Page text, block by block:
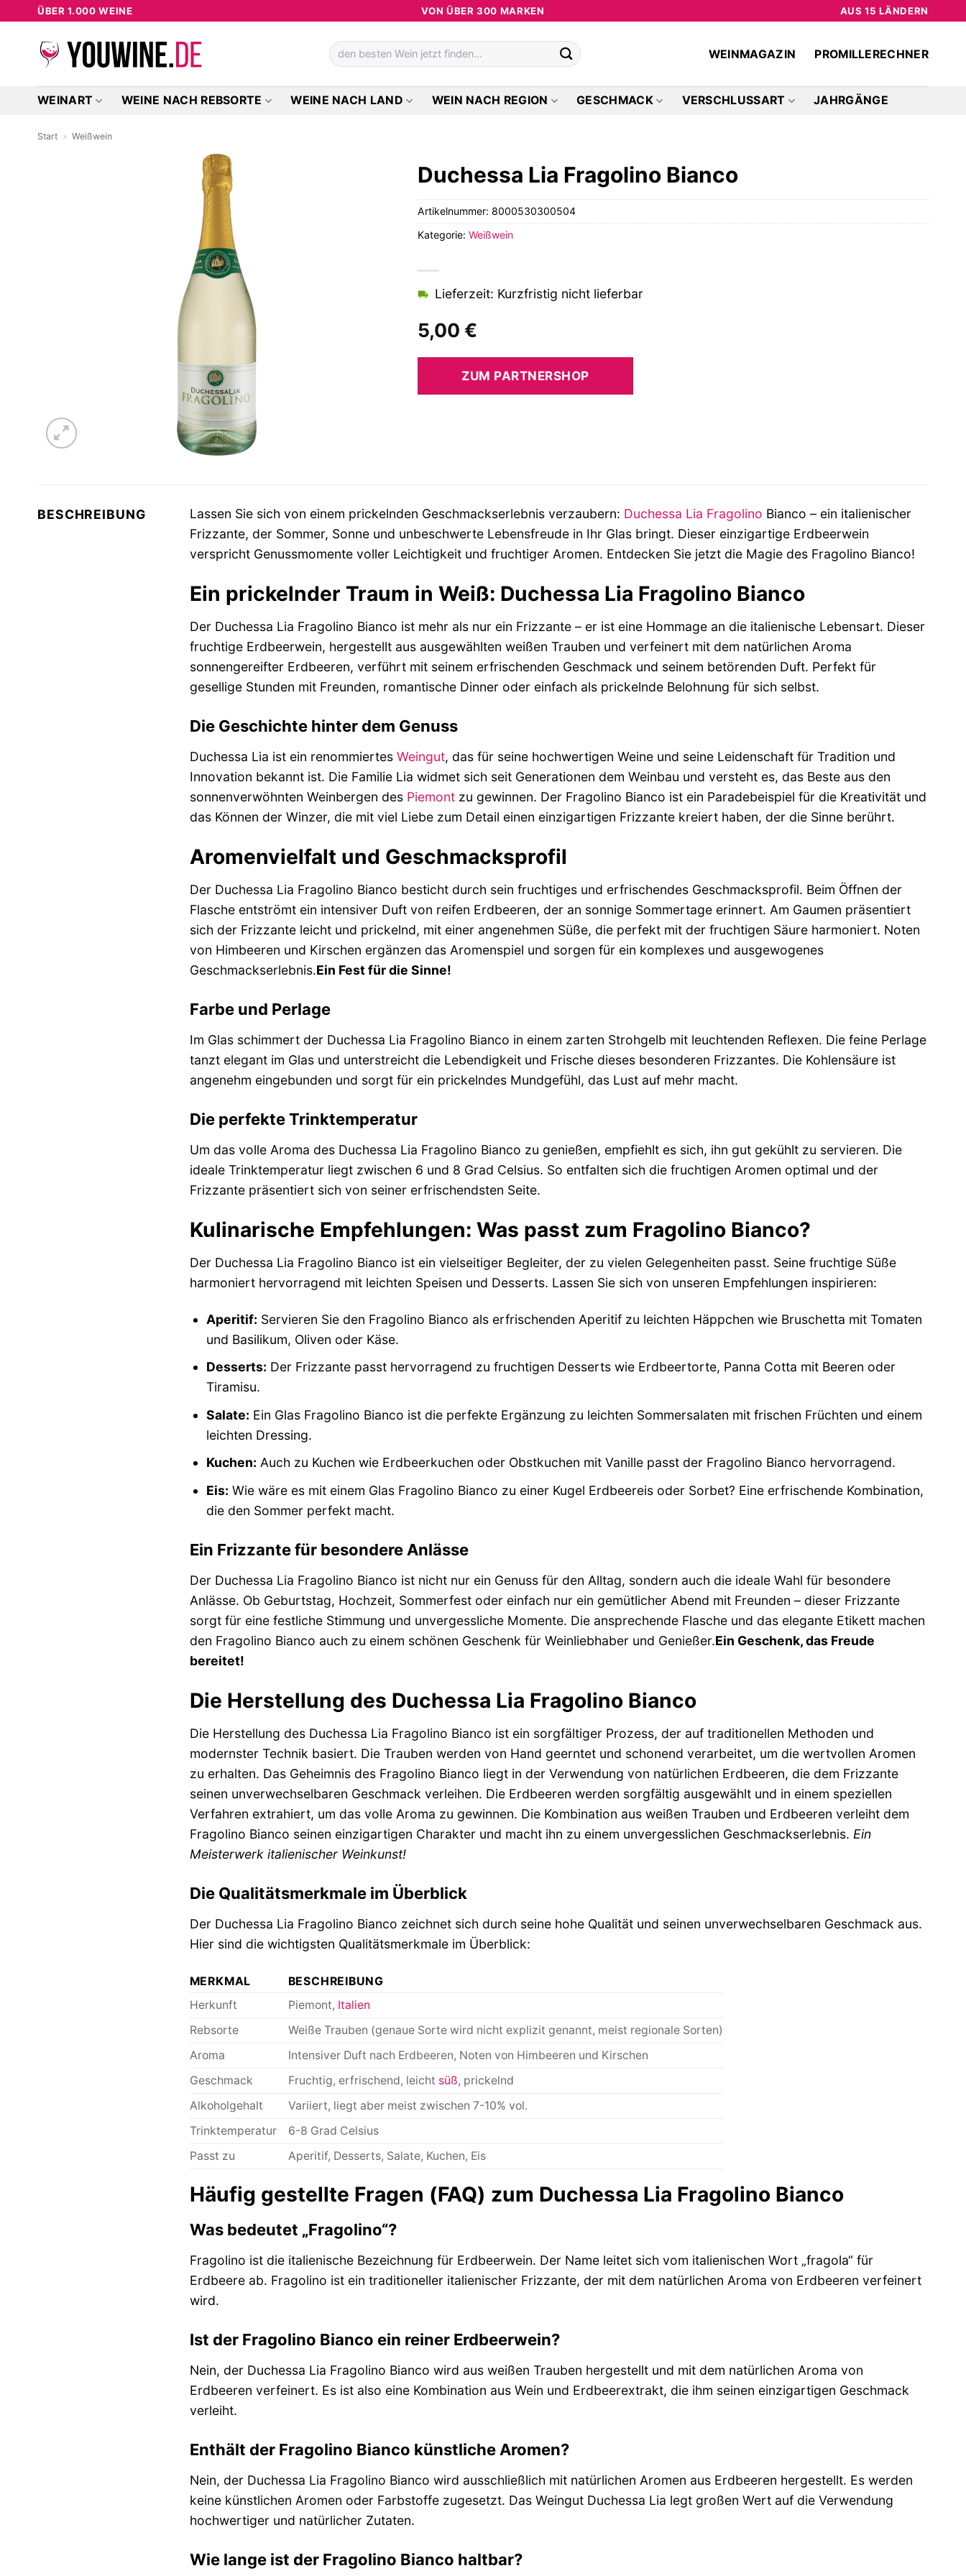
springen
ÜBER 1.000 WEINE VON ÜBER 300 MARKEN AUS 15 LÄNDERN
Suchen
nach:
WEINMAGAZIN PROMILLERECHNER
WEINART WEINE NACH REBSORTE WEINE NACH LAND WEIN NACH REGION GESCHMACK VERSCHLUSSART JAHRGÄNGE
Start » Weißwein
Duchessa Lia Fragolino Bianco
5,00 €
Lieferzeit: Kurzfristig nicht lieferbar
ZUM PARTNERSHOP
Artikelnummer: 8000530300504
Kategorie:Weißwein
BESCHREIBUNG Lassen Sie sich von einem prickelnden Geschmackserlebnis verzaubern: Duchessa Lia Fragolino Bianco – ein italienischer
Frizzante, der Sommer, Sonne und unbeschwerte Lebensfreude in Ihr Glas bringt. Dieser einzigartige Erdbeerwein
verspricht Genussmomente voller Leichtigkeit und fruchtiger Aromen. Entdecken Sie jetzt die Magie des Fragolino Bianco!
Ein prickelnder Traum in Weiß: Duchessa Lia Fragolino Bianco
Der Duchessa Lia Fragolino Bianco ist mehr als nur ein Frizzante – er ist eine Hommage an die italienische Lebensart. Dieser
fruchtige Erdbeerwein, hergestellt aus ausgewählten weißen Trauben und verfeinert mit dem natürlichen Aroma
sonnengereifter Erdbeeren, verführt mit seinem erfrischenden Geschmack und seinem betörenden Duft. Perfekt für
gesellige Stunden mit Freunden, romantische Dinner oder einfach als prickelnde Belohnung für sich selbst.
Die Geschichte hinter dem Genuss
Duchessa Lia ist ein renommiertes Weingut, das für seine hochwertigen Weine und seine Leidenschaft für Tradition und
Innovation bekannt ist. Die Familie Lia widmet sich seit Generationen dem Weinbau und versteht es, das Beste aus den
sonnenverwöhnten Weinbergen des Piemontzu gewinnen. Der Fragolino Bianco ist ein Paradebeispiel für die Kreativität und
das Können der Winzer, die mit viel Liebe zum Detail einen einzigartigen Frizzante kreiert haben, der die Sinne berührt.
Aromenvielfalt und Geschmacksprofil
Der Duchessa Lia Fragolino Bianco besticht durch sein fruchtiges und erfrischendes Geschmacksprofil. Beim Öffnen der
Flasche entströmt ein intensiver Duft von reifen Erdbeeren, der an sonnige Sommertage erinnert. Am Gaumen präsentiert
sich der Frizzante leicht und prickelnd, mit einer angenehmen Süße, die perfekt mit der fruchtigen Säure harmoniert. Noten
von Himbeeren und Kirschen ergänzen das Aromenspiel und sorgen für ein komplexes und ausgewogenes
Geschmackserlebnis.Ein Fest für die Sinne!
Farbe und Perlage
Im Glas schimmert der Duchessa Lia Fragolino Bianco in einem zarten Strohgelb mit leuchtenden Reflexen. Die feine Perlage
tanzt elegant im Glas und unterstreicht die Lebendigkeit und Frische dieses besonderen Frizzantes. Die Kohlensäure ist
angenehm eingebunden und sorgt für ein prickelndes Mundgefühl, das Lust auf mehr macht.
Die perfekte Trinktemperatur
Um das volle Aroma des Duchessa Lia Fragolino Bianco zu genießen, empfiehlt es sich, ihn gut gekühlt zu servieren. Die
ideale Trinktemperatur liegt zwischen 6 und 8 Grad Celsius. So entfalten sich die fruchtigen Aromen optimal und der
Frizzante präsentiert sich von seiner erfrischendsten Seite.
Kulinarische Empfehlungen: Was passt zum Fragolino Bianco?
Der Duchessa Lia Fragolino Bianco ist ein vielseitiger Begleiter, der zu vielen Gelegenheiten passt. Seine fruchtige Süße
harmoniert hervorragend mit leichten Speisen und Desserts. Lassen Sie sich von unseren Empfehlungen inspirieren:
Aperitif: Servieren Sie den Fragolino Bianco als erfrischenden Aperitif zu leichten Häppchen wie Bruschetta mit Tomaten
und Basilikum, Oliven oder Käse.
Desserts: Der Frizzante passt hervorragend zu fruchtigen Desserts wie Erdbeertorte, Panna Cotta mit Beeren oder
Tiramisu.
Salate: Ein Glas Fragolino Bianco ist die perfekte Ergänzung zu leichten Sommersalaten mit frischen Früchten und einem
leichten Dressing.
Kuchen: Auch zu Kuchen wie Erdbeerkuchen oder Obstkuchen mit Vanille passt der Fragolino Bianco hervorragend.
Eis: Wie wäre es mit einem Glas Fragolino Bianco zu einer Kugel Erdbeereis oder Sorbet? Eine erfrischende Kombination,
die den Sommer perfekt macht.
Ein Frizzante für besondere Anlässe
Der Duchessa Lia Fragolino Bianco ist nicht nur ein Genuss für den Alltag, sondern auch die ideale Wahl für besondere
Anlässe. Ob Geburtstag, Hochzeit, Sommerfest oder einfach nur ein gemütlicher Abend mit Freunden – dieser Frizzante
sorgt für eine festliche Stimmung und unvergessliche Momente. Die ansprechende Flasche und das elegante Etikett machen
den Fragolino Bianco auch zu einem schönen Geschenk für Weinliebhaber und Genießer.Ein Geschenk, das Freude
bereitet!
Die Herstellung des Duchessa Lia Fragolino Bianco
Die Herstellung des Duchessa Lia Fragolino Bianco ist ein sorgfältiger Prozess, der auf traditionellen Methoden und
modernster Technik basiert. Die Trauben werden von Hand geerntet und schonend verarbeitet, um die wertvollen Aromen
zu erhalten. Das Geheimnis des Fragolino Bianco liegt in der Verwendung von natürlichen Erdbeeren, die dem Frizzante
seinen unverwechselbaren Geschmack verleihen. Die Erdbeeren werden sorgfältig ausgewählt und in einem speziellen
Verfahren extrahiert, um das volle Aroma zu gewinnen. Die Kombination aus weißen Trauben und Erdbeeren verleiht dem
Fragolino Bianco seinen einzigartigen Charakter und macht ihn zu einem unvergesslichen Geschmackserlebnis. Ein
Meisterwerk italienischer Weinkunst!
Die Qualitätsmerkmale im Überblick
Der Duchessa Lia Fragolino Bianco zeichnet sich durch seine hohe Qualität und seinen unverwechselbaren Geschmack aus.
Hier sind die wichtigsten Qualitätsmerkmale im Überblick:
MERKMAL
BESCHREIBUNG
Herkunft
Piemont, Italien
Rebsorte
Weiße Trauben (genaue Sorte wird nicht explizit genannt, meist regionale Sorten)
Aroma
Intensiver Duft nach Erdbeeren, Noten von Himbeeren und Kirschen
Geschmack
Fruchtig, erfrischend, leicht süß, prickelnd
Alkoholgehalt
Variiert, liegt aber meist zwischen 7-10% vol.
Trinktemperatur
6-8 Grad Celsius
Passt zu
Aperitif, Desserts, Salate, Kuchen, Eis
Häufig gestellte Fragen (FAQ) zum Duchessa Lia Fragolino Bianco
Was bedeutet „Fragolino“?
Fragolino ist die italienische Bezeichnung für Erdbeerwein. Der Name leitet sich vom italienischen Wort „fragola“ für
Erdbeere ab. Fragolino ist ein traditioneller italienischer Frizzante, der mit dem natürlichen Aroma von Erdbeeren verfeinert
wird.
Ist der Fragolino Bianco ein reiner Erdbeerwein?
Nein, der Duchessa Lia Fragolino Bianco wird aus weißen Trauben hergestellt und mit dem natürlichen Aroma von
Erdbeeren verfeinert. Es ist also eine Kombination aus Wein und Erdbeerextrakt, die ihm seinen einzigartigen Geschmack
verleiht.
Enthält der Fragolino Bianco künstliche Aromen?
Nein, der Duchessa Lia Fragolino Bianco wird ausschließlich mit natürlichen Aromen aus Erdbeeren hergestellt. Es werden
keine künstlichen Aromen oder Farbstoffe zugesetzt. Das Weingut Duchessa Lia legt großen Wert auf die Verwendung
hochwertiger und natürlicher Zutaten.
Wie lange ist der Fragolino Bianco haltbar?